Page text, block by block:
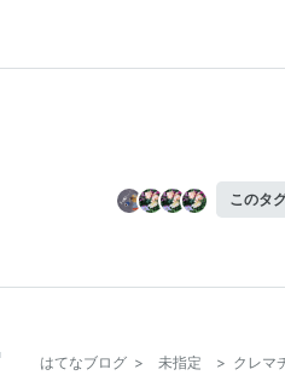
このタ
はてなブログ > 未指定 > クレマ